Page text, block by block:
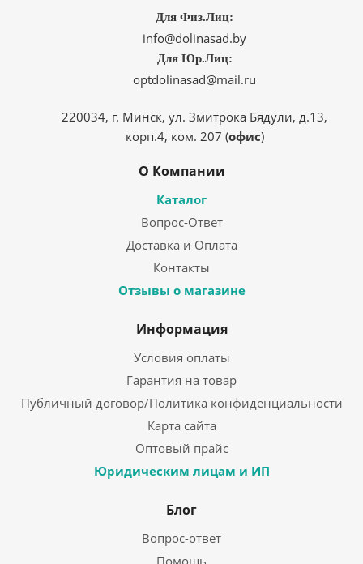
Для Физ.Лиц:
info@dolinasad.by
Для Юр.Лиц:
optdolinasad@mail.ru
220034, г. Минск, ул. Змитрока Бядули, д.13,
корп.4, ком. 207 (офис)
О Компании
Каталог
Вопрос-Ответ
Доставка и Оплата
Контакты
Отзывы о магазине
Информация
Условия оплаты
Гарантия на товар
Публичный договор/Политика конфиденциальности
Карта сайта
Оптовый прайс
Юридическим лицам и ИП
Блог
Вопрос-ответ